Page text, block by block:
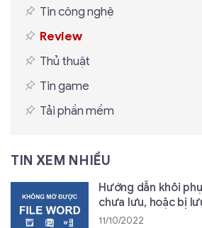
Tin công nghệ
Review
Thủ thuật
Tin game
Tải phần mềm
TIN XEM NHIỀU
Hướng dẫn khôi
chưa lưu, hoặc bị
11/10/2022